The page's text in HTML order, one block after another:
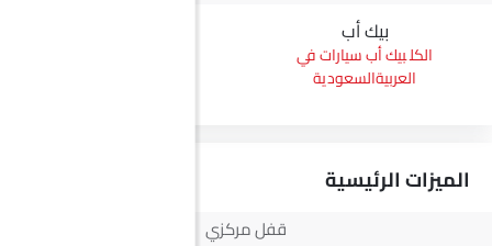
بيك أب
بيك أب سيارات في
العربيةالسعودية
الميزات الرئيسية
قفل مركزي